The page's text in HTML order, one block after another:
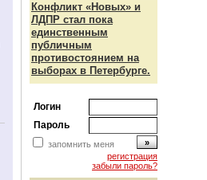
Конфликт «Новых» и
ЛДПР стал пока
единственным
публичным
противостоянием на
выборах в Петербурге.
Логин
Пароль
запомнить меня
регистрация
забыли пароль?